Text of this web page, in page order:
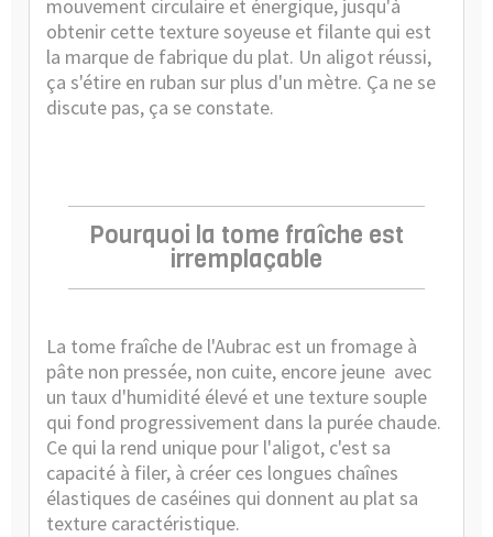
mouvement circulaire et énergique, jusqu'à
obtenir cette texture soyeuse et filante qui est
la marque de fabrique du plat. Un aligot réussi,
ça s'étire en ruban sur plus d'un mètre. Ça ne se
discute pas, ça se constate.
Pourquoi la tome fraîche est
irremplaçable
La tome fraîche de l'Aubrac est un fromage à
pâte non pressée, non cuite, encore jeune avec
un taux d'humidité élevé et une texture souple
qui fond progressivement dans la purée chaude.
Ce qui la rend unique pour l'aligot, c'est sa
capacité à filer, à créer ces longues chaînes
élastiques de caséines qui donnent au plat sa
texture caractéristique.